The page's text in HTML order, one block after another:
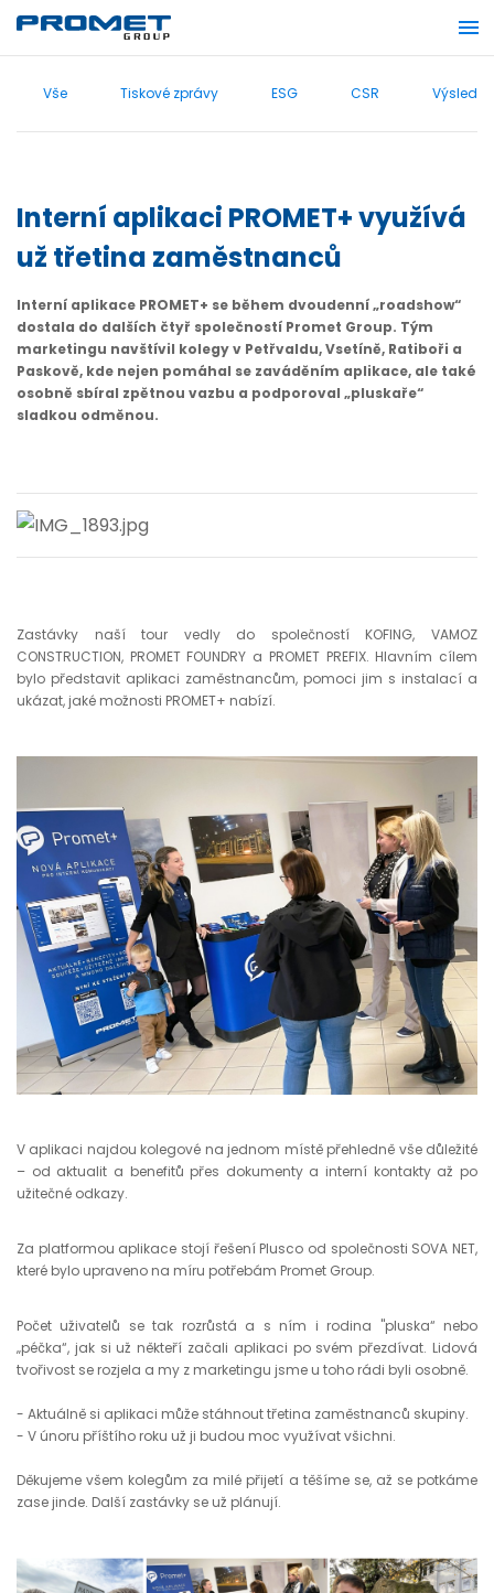
Vše Tiskové zprávy ESG CSR
Interní aplikaci PROMET+ využívá
už třetina zaměstnanců
Interní aplikace PROMET+ se během dvoudenní „roadshow“
dostala do dalších čtyř společností Promet Group. Tým
marketingu navštívil kolegy v Petřvaldu, Vsetíně, Ratiboři a
Paskově, kde nejen pomáhal se zaváděním aplikace, ale také
osobně sbíral zpětnou vazbu a podporoval „pluskaře“
sladkou odměnou.
Zastávky naší tour vedly do společností KOFING, VAMOZ
CONSTRUCTION, PROMET FOUNDRY a PROMET PREFIX. Hlavním cílem
bylo představit aplikaci zaměstnancům, pomoci jim s instalací a
ukázat, jaké možnosti PROMET+ nabízí.
V aplikaci najdou kolegové na jednom místě přehledně vše důležité
– od aktualit a benefitů přes dokumenty a interní kontakty až po
užitečné odkazy.
Za platformou aplikace stojí řešení Plusco od společnosti SOVA NET,
které bylo upraveno na míru potřebám Promet Group.
Počet uživatelů se tak rozrůstá a s ním i rodina "pluska“ nebo
„péčka“, jak si už někteří začali aplikaci po svém přezdívat. Lidová
tvořivost se rozjela a my z marketingu jsme u toho rádi byli osobně.
- Aktuálně si aplikaci může stáhnout třetina zaměstnanců skupiny.
- V únoru příštího roku už ji budou moc využívat všichni.
Děkujeme všem kolegům za milé přijetí a těšíme se, až se potkáme
zase jinde. Další zastávky se už plánují.